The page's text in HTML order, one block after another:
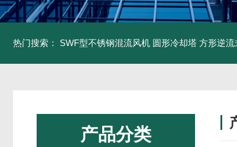
热门搜索： SWF型不锈钢混流风机 圆形冷却塔 方形逆流
产品分类